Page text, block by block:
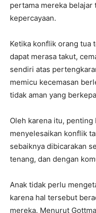
pertama mereka belajar
kepercayaan.
Ketika konflik orang tua
dapat merasa takut,
sendiri atas
memicu kecemasan
tidak aman yang
Oleh karena itu,
menyelesaikan konflik
sebaiknya dibicarakan
tenang, dan dengan
Anak tidak perlu
karena hal tersebut
mereka. Menurut